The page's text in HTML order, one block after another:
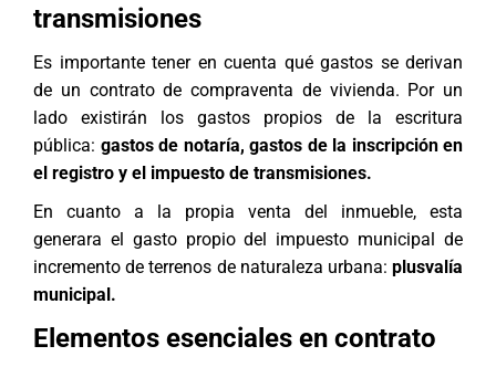
transmisiones
Es importante tener en cuenta qué gastos se derivan
de un contrato de compraventa de vivienda. Por un
lado existirán los gastos propios de la escritura
pública: gastos de notaría, gastos de la inscripción en
el registro y el impuesto de transmisiones.
En cuanto a la propia venta del inmueble, esta
generara el gasto propio del impuesto municipal de
incremento de terrenos de naturaleza urbana: plusvalía
municipal.
Elementos esenciales en contrato